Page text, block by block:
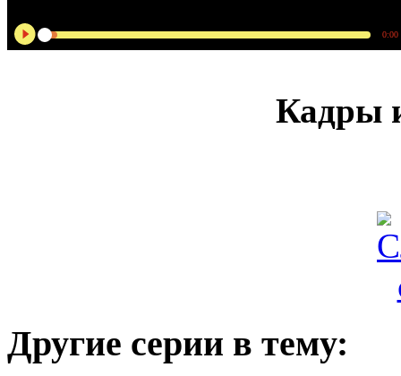
0:00
Кадры
Другие серии в тему: